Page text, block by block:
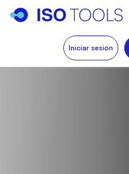
Iniciar sesión